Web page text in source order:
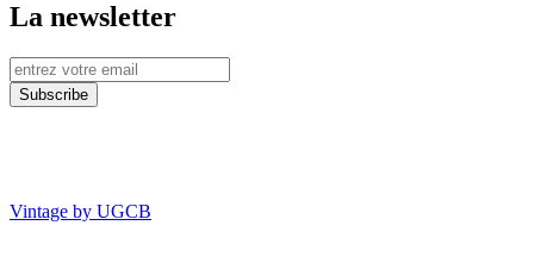
La newsletter
Vintage by UGCB